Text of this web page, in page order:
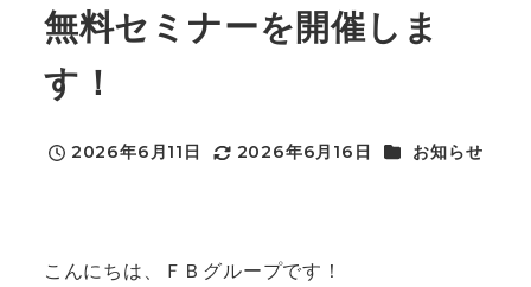
無料セミナーを開催しま
す！
投稿日
2026年6月11日
更新日
2026年6月16日 カテゴリー
お知らせ
こんにちは、ＦＢグループです！